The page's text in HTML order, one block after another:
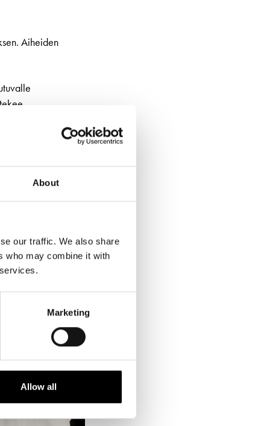
About
our traffic. We also share
who may combine it with
Marketing
Allow all
Aiheiden